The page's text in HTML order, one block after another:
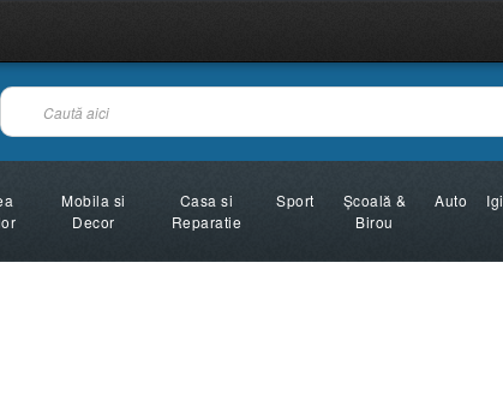
Mobila si
Decor
Casa si
Reparatie
Sport
Şcoală &
Birou
Auto